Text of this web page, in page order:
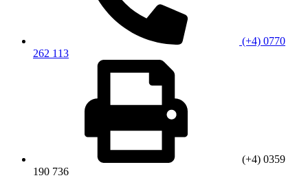
(+4) 0770
262 113
(+4) 0359
190 736